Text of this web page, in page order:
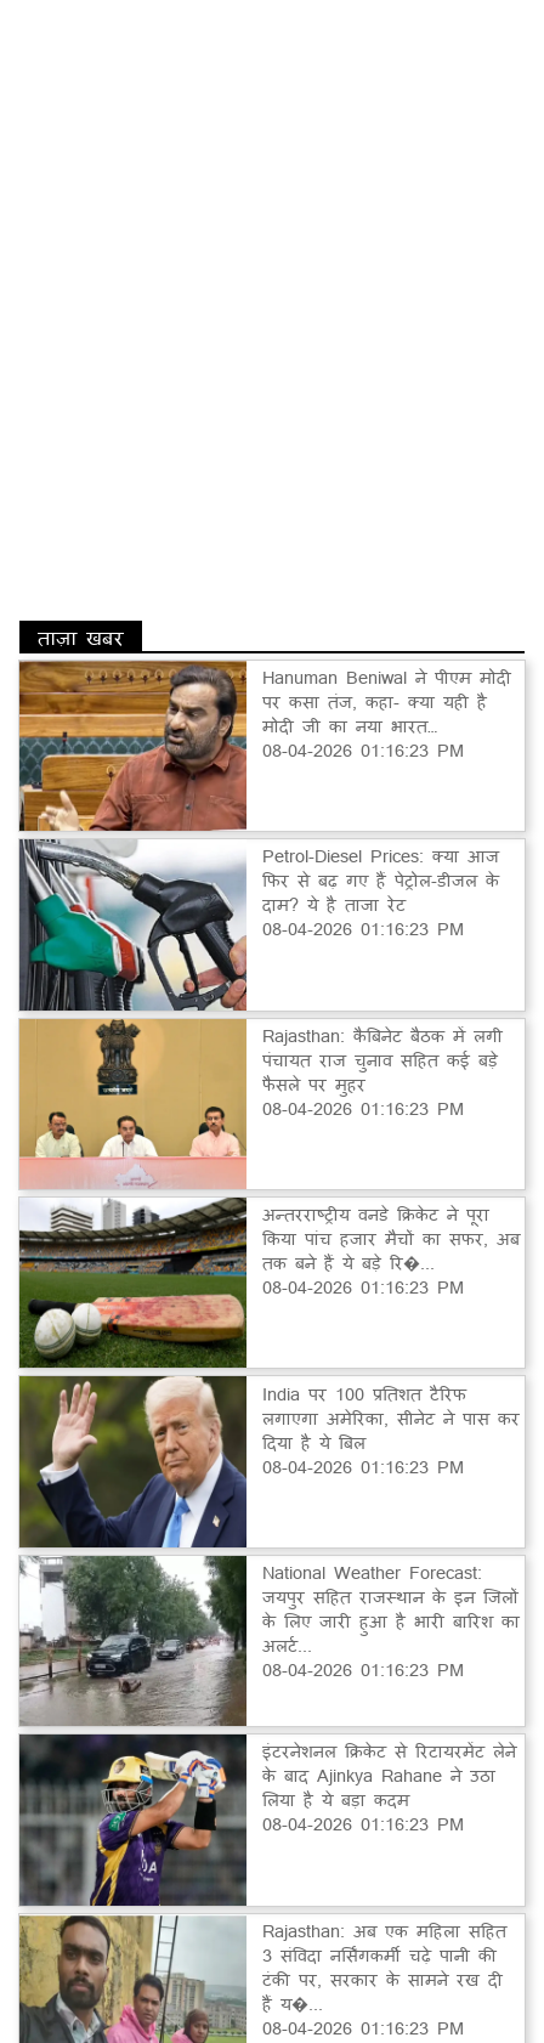
ताज़ा खबर
Hanuman Beniwal ने पीएम मोदी
पर कसा तंज, कहा- क्या यही है
मोदी जी का नया भारत…
08-04-2026 01:16:23 PM
Petrol-Diesel Prices: क्या आज
फिर से बढ़ गए हैं पेट्रोल-डीजल के
दाम? ये है ताजा रेट
08-04-2026 01:16:23 PM
Rajasthan: कैबिनेट बैठक में लगी
पंचायत राज चुनाव सहित कई बड़े
फैसले पर मुहर
08-04-2026 01:16:23 PM
अन्तरराष्ट्रीय वनडे क्रिकेट ने पूरा
किया पांच हजार मैचों का सफर, अब
तक बने हैं ये बड़े रि�...
08-04-2026 01:16:23 PM
India पर 100 प्रतिशत टैरिफ
लगाएगा अमेरिका, सीनेट ने पास कर
दिया है ये बिल
08-04-2026 01:16:23 PM
National Weather Forecast:
जयपुर सहित राजस्थान के इन जिलों
के लिए जारी हुआ है भारी बारिश का
अलर्ट...
08-04-2026 01:16:23 PM
इंटरनेशनल क्रिकेट से रिटायरमेंट लेने
के बाद Ajinkya Rahane ने उठा
लिया है ये बड़ा कदम
08-04-2026 01:16:23 PM
Rajasthan: अब एक महिला सहित
3 संविदा नर्सिंगकर्मी चढ़े पानी की
टंकी पर, सरकार के सामने रख दी
हैं य�...
08-04-2026 01:16:23 PM